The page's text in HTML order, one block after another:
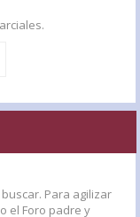
Para agilizar
el Foro padre y